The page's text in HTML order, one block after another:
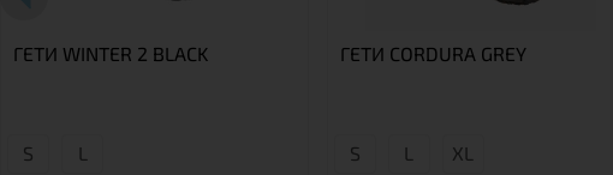
ГЕТИ WINTER 2 BLACK
S L
ГЕТИ CORDURA GREY
S L XL